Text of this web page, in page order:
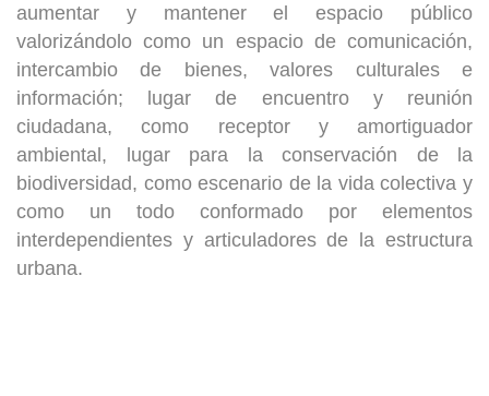
aumentar y mantener el espacio público
valorizándolo como un espacio de comunicación,
intercambio de bienes, valores culturales e
información; lugar de encuentro y reunión
ciudadana, como receptor y amortiguador
ambiental, lugar para la conservación de la
biodiversidad, como escenario de la vida colectiva y
como un todo conformado por elementos
interdependientes y articuladores de la estructura
urbana.